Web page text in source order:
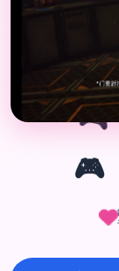
🎮
🎮